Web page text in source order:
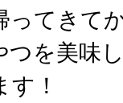
ってきて
つを美味
！